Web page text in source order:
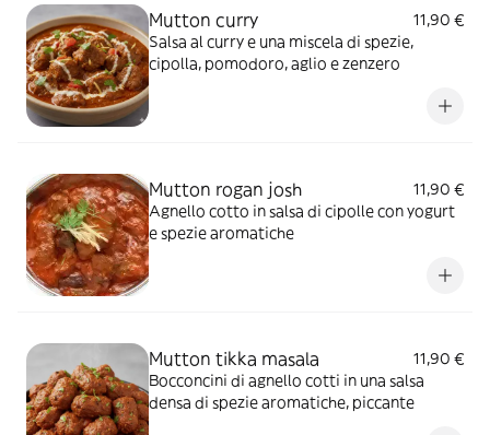
Mutton curry
11,90 €
Salsa al curry e una miscela di spezie,
cipolla, pomodoro, aglio e zenzero
Mutton rogan josh
11,90 €
Agnello cotto in salsa di cipolle con yogurt
e spezie aromatiche
Mutton tikka masala
11,90 €
Bocconcini di agnello cotti in una salsa
densa di spezie aromatiche, piccante